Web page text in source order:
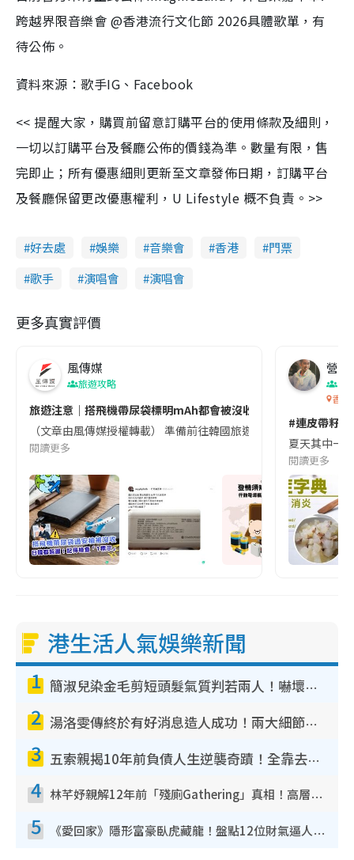
跨越界限音樂會 @香港流行文化節 2026具體歌單，有
待公佈。
資料來源：歌手IG、Facebook
<< 提醒大家，購買前留意訂購平台的使用條款及細則，
一切以訂購平台及餐廳公佈的價錢為準。數量有限，售
完即止；所有優惠細則更新至文章發佈日期，訂購平台
及餐廳保留更改優惠權利，U Lifestyle 概不負責。>>
好去處 娛樂 音樂會 香港
門票
歌手
演唱會 演唱會
更多真實評價
風傳媒
旅遊攻略
旅遊注意｜搭飛機帶尿袋標明mAh都會被沒收😱出發前切記檢查
（文章由風傳媒授權轉載） 準備前往韓國旅遊的民眾，近期要
閱讀更多
營養
香港
#連皮帶籽
夏天其中一
閱讀更多
港生活人氣娛樂新聞
1 簡淑兒染金毛剪短頭髮氣質判若兩人！嚇壞老公麥大力都認唔出：「你做咩事？」
2 湯洛雯傳終於有好消息造人成功！兩大細節曝孕味極濃惹猜測：大肚婆先會咁！
3 五索親揭10年前負債人生逆襲奇蹟！全靠去一地方轉運後即遇上馬先生
4 林芊妤親解12年前「殘廁Gathering」真相！高層解約一句話重創尊嚴至今拒返TVB
5 《愛回家》隱形富豪臥虎藏龍！盤點12位財氣逼人的有錢藝人：呢位靚女3億身家唔憂做